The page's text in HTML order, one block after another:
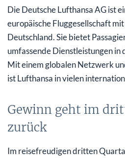
Mauer Gewinnausblick für
Bei diesem Chart kommt keine
Die Deutsche Lufthansa AG ist
europäische Fluggesellschaft
Deutschland. Sie bietet
umfassende Dienstleistungen
Mit einem globalen Netzwerk
ist Lufthansa in vielen
Gewinn geht im
zurück
Im reisefreudigen dritten